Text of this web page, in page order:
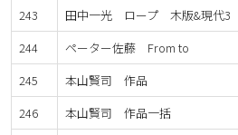
243
田中一光 ロープ 木版&現代3
244
ペーター佐藤 From to
245
本山賢司 作品
246
本山賢司 作品一括